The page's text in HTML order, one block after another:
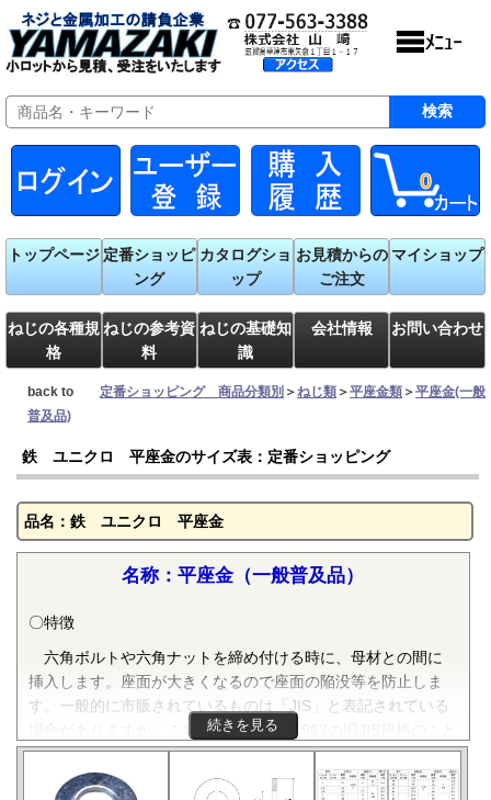
0
トップページ 定番ショッピ
ング
カタログショ
ップ
お見積からの
ご注文
マイショップ
ねじの各種規
格
ねじの参考資
料
ねじの基礎知
識
会社情報 お問い合わせ
back to 定番ショッピング 商品分類別 ＞ねじ類 ＞平座金類 ＞平座金(一般
普及品)
鉄 ユニクロ 平座金のサイズ表：定番ショッピング
品名：鉄 ユニクロ 平座金
名称：平座金（一般普及品）
〇特徴
六角ボルトや六角ナットを締め付ける時に、母材との間に
挿入します。座面が大きくなるので座面の陥没等を防止しま
す。一般的に市販されているものは「JIS」と表記されている
場合がありますが、これはJIS B 1256:1963の旧JIS規格のこと
です。
〇規格
続きを見る